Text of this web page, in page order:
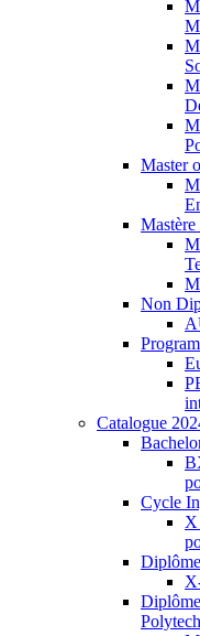
Master
Mastère
Non
Catalogue
Cycle
X